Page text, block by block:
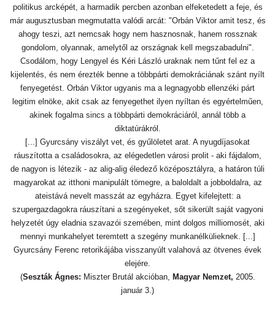
politikus arcképét, a harmadik percben azonban elfeketedett a feje, és
már augusztusban megmutatta valódi arcát: "Orbán Viktor amit tesz, és
ahogy teszi, azt nemcsak hogy nem hasznosnak, hanem rossznak
gondolom, olyannak, amelytől az országnak kell megszabadulni".
Csodálom, hogy Lengyel és Kéri László uraknak nem tűnt fel ez a
kijelentés, és nem érezték benne a többpárti demokráciának szánt nyílt
fenyegetést. Orbán Viktor ugyanis ma a legnagyobb ellenzéki párt
legitim elnöke, akit csak az fenyegethet ilyen nyíltan és egyértelműen,
akinek fogalma sincs a többpárti demokráciáról, annál több a
diktatúrákról.
[...] Gyurcsány viszályt vet, és gyűlöletet arat. A nyugdíjasokat
ráuszította a családosokra, az elégedetlen városi prolit - aki fájdalom,
de nagyon is létezik - az alig-alig éledező középosztályra, a határon túli
magyarokat az itthoni manipulált tömegre, a baloldalt a jobboldalra, az
ateistává nevelt masszát az egyházra. Egyet kifelejtett: a
szupergazdagokra ráuszítani a szegényeket, sőt sikerült saját vagyoni
helyzetét úgy eladnia szavazói szemében, mint dolgos milliomosét, aki
mennyi munkahelyet teremtett a szegény munkanélkülieknek. [...]
Gyurcsány Ferenc retorikájába visszanyúlt valahová az ötvenes évek
elejére.
(Seszták Ágnes: Miszter Brutál akcióban, Magyar Nemzet, 2005.
január 3.)